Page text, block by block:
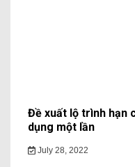
Đề xuất lộ trình hạn
dụng một lần
July 28, 2022